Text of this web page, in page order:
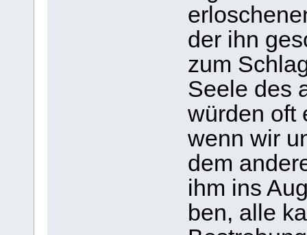
der ihn
zum
Seele des
wür­den oft
wenn wir
dem
ihm ins
ben, alle